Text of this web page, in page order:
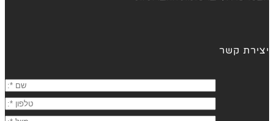
יצירת קשר